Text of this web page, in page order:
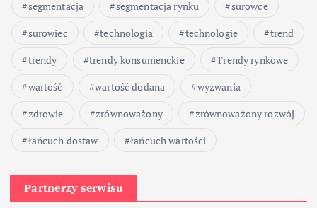
segmentacja
segmentacja rynku
surowce
surowiec
technologia technologie
trend
trendy
trendy konsumenckie
Trendy rynkowe
wartość
wartość dodana
wyzwania
zdrowie
zrównoważony
zrównoważony rozwój
łańcuch dostaw
łańcuch wartości
Partnerzy serwisu